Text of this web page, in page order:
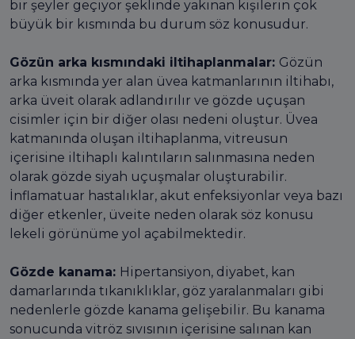
bir şeyler geçiyor şeklinde yakınan kişilerin çok
büyük bir kısmında bu durum söz konusudur.
Gözün arka kısmındaki iltihaplanmalar: Gözün
arka kısmında yer alan üvea katmanlarının iltihabı,
arka üveit olarak adlandırılır ve gözde uçuşan
cisimler için bir diğer olası nedeni oluştur. Üvea
katmanında oluşan iltihaplanma, vitreusun
içerisine iltihaplı kalıntıların salınmasına neden
olarak gözde siyah uçuşmalar oluşturabilir.
İnflamatuar hastalıklar, akut enfeksiyonlar veya bazı
diğer etkenler, üveite neden olarak söz konusu
lekeli görünüme yol açabilmektedir.
Gözde kanama: Hipertansiyon, diyabet, kan
damarlarında tıkanıklıklar, göz yaralanmaları gibi
nedenlerle gözde kanama gelişebilir. Bu kanama
sonucunda vitröz sıvısının içerisine salınan kan